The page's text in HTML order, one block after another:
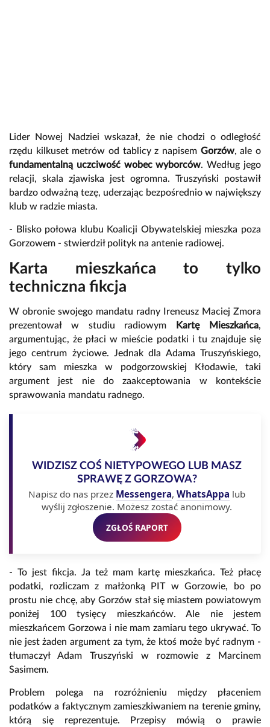
Lider Nowej Nadziei wskazał, że nie chodzi o odległość
rzędu kilkuset metrów od tablicy z napisem Gorzów, ale o
fundamentalną uczciwość wobec wyborców. Według jego
relacji, skala zjawiska jest ogromna. Truszyński postawił
bardzo odważną tezę, uderzając bezpośrednio w największy
klub w radzie miasta.
- Blisko połowa klubu Koalicji Obywatelskiej mieszka poza
Gorzowem - stwierdził polityk na antenie radiowej.
Karta mieszkańca to tylko
techniczna fikcja
W obronie swojego mandatu radny Ireneusz Maciej Zmora
prezentował w studiu radiowym
Kartę Mieszkańca,
argumentując, że płaci w mieście podatki i tu znajduje się
jego centrum życiowe. Jednak dla Adama Truszyńskiego,
który sam mieszka w podgorzowskiej Kłodawie, taki
argument jest nie do zaakceptowania w kontekście
sprawowania mandatu radnego.
WIDZISZ COŚ NIETYPOWEGO LUB MASZ
SPRAWĘ Z GORZOWA?
Napisz do nas przez Messengera, WhatsAppa lub
wyślij zgłoszenie. Możesz zostać anonimowy.
ZGŁOŚ RAPORT
- To jest fikcja. Ja też mam kartę mieszkańca. Też płacę
podatki, rozliczam z małżonką PIT w Gorzowie, bo po
prostu nie chcę, aby Gorzów stał się miastem powiatowym
poniżej 100 tysięcy mieszkańców. Ale nie jestem
mieszkańcem Gorzowa i nie mam zamiaru tego ukrywać. To
nie jest żaden argument za tym, że ktoś może być radnym -
tłumaczył Adam Truszyński w rozmowie z Marcinem
Sasimem.
Problem polega na rozróżnieniu między płaceniem
podatków a faktycznym zamieszkiwaniem na terenie gminy,
którą się reprezentuje. Przepisy mówią o prawie